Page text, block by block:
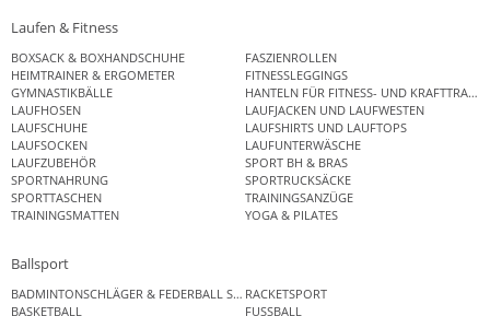
Laufen & Fitness
BOXSACK & BOXHANDSCHUHE
FASZIENROLLEN
HEIMTRAINER & ERGOMETER
FITNESSLEGGINGS
GYMNASTIKBÄLLE
HANTELN FÜR FITNESS- UND
LAUFHOSEN
LAUFJACKEN UND LAUFWESTEN
LAUFSCHUHE
LAUFSHIRTS UND LAUFTOPS
LAUFSOCKEN
LAUFUNTERWÄSCHE
LAUFZUBEHÖR
SPORT BH & BRAS
SPORTNAHRUNG
SPORTRUCKSÄCKE
SPORTTASCHEN
TRAININGSANZÜGE
TRAININGSMATTEN
YOGA & PILATES
Ballsport
BADMINTONSCHLÄGER & FEDERBALL SETSRACKETSPORT
BASKETBALL
FUSSBALL